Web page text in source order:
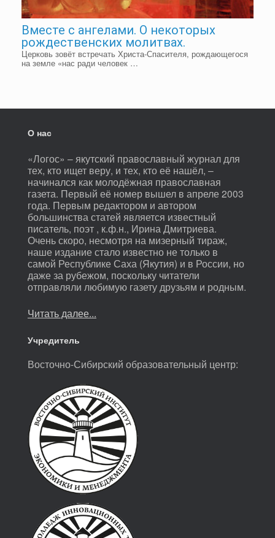
Вместе с ангелами. О некоторых
рождественских молитвах.
Церковь зовёт встречать Христа-Спасителя, рождающегося
на земле «нас ради человек …
О нас
«Логос» – якутский православный журнал для
тех, кто ищет веру, и тех, кто её нашёл, –
начинался как молодёжная православная
газета. Первый её номер вышел в апреле 2003
года. Первым редактором и автором
большинства статей является известный
писатель, поэт , к.ф.н., Ирина Дмитриева.
Очень скоро, несмотря на мизерный тираж,
наше издание стало известно не только в
самой Республике Саха (Якутия) и в России, но
даже за рубежом, поскольку читатели
отправляли любимую газету друзьям и родным.
Читать далее...
Учредитель
Восточно-Сибирский образовательный центр: